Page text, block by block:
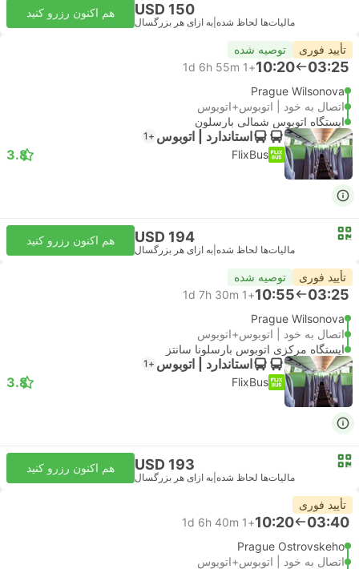
USD 150
مالیات‌ها لحاظ شده به ازای هر بزرگسال
هم اکنون رزرو کنید
تأیید فوری توصیه شده
03:25
10:20
+1
1d 6h 55m
Prague Wilsonova
اتصال به خود | اتوبوس+اتوبوس
ایستگاه اتوبوس شمالی بارسلون
استاندارد | اتوبوس +1
FlixBus
3.8
USD 194
مالیات‌ها لحاظ شده به ازای هر بزرگسال
هم اکنون رزرو کنید
تأیید فوری توصیه شده
03:25
10:55
+1
1d 7h 30m
Prague Wilsonova
اتصال به خود | اتوبوس+اتوبوس
ایستگاه مرکزی اتوبوس بارسلونا سانتز
استاندارد | اتوبوس +1
FlixBus
3.8
USD 193
مالیات‌ها لحاظ شده به ازای هر بزرگسال
هم اکنون رزرو کنید
تأیید فوری
03:40
10:20
+1
1d 6h 40m
Prague Ostrovskeho
اتصال به خود | اتوبوس+اتوبوس